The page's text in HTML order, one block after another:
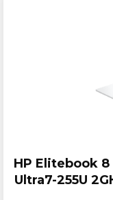
HP Elitebook 8
Ultra7-255U